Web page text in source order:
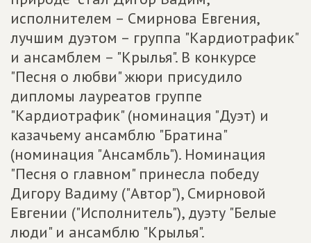
исполнителем – Смирнова Евгения,
лучшим дуэтом – группа "Кардиотрафик"
и ансамблем – "Крылья". В конкурсе
"Песня о любви" жюри присудило
дипломы лауреатов группе
"Кардиотрафик" (номинация "Дуэт) и
казачьему ансамблю "Братина"
(номинация "Ансамбль"). Номинация
"Песня о главном" принесла победу
Дигору Вадиму ("Автор"), Смирновой
Евгении ("Исполнитель"), дуэту "Белые
люди" и ансамблю "Крылья".